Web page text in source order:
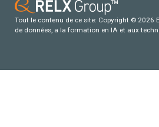
Tout le contenu de ce site: Copyright © 2026
de données, a la formation en IA et aux